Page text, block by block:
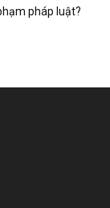
pháp luật?